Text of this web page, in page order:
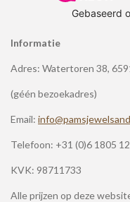
Informatie
Adres: Watertoren 38,
(géén bezoekadres)
Email:
Telefoon: +31 (0)6 1805
KVK: 98711733
Alle prijzen op deze